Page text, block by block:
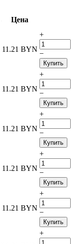
Цена
11.21 BYN
+
−
Купить
11.21 BYN
+
−
Купить
11.21 BYN
+
−
Купить
11.21 BYN
+
−
Купить
11.21 BYN
+
−
Купить
+